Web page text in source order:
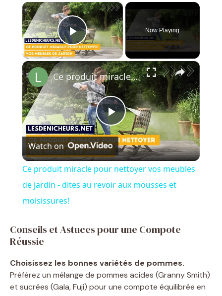
×
Play Video
Now Playing
×
P
l
a
i
Ce produit miracle pour nettoyer vos meubles de jardin - dites au revoir aux mousses et moisissures!
Watch on
Ce produit miracle pour nettoyer vos meubles
de jardin - dites au revoir aux mousses et
moisissures!
Conseils et Astuces pour une Compote
Réussie
Choisissez les bonnes variétés de pommes.
Préférez un mélange de pommes acides (Granny Smith)
et sucrées (Gala, Fuji) pour une compote équilibrée en